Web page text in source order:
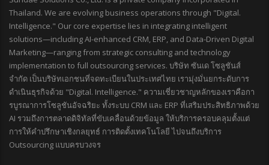
Thailand. We are evolving business operations through "Digital.
Intelligence." Our core expertise lies in integrating intelligent
solutions—including AI-enhanced CRM, ERP, and Data-Driven Digital
Marketing—ranging from strategic consulting and technology
implementation to full outsourcing services. บริษัท ซันเด โซลูชันส์
จำกัด เป็นบริษัทเอกชนที่จดทะเบียนในประเทศไทย เรามุ่งมั่นยกระดับการ
ดำเนินธุรกิจด้วย "Digital. Intelligence." ความเชี่ยวชาญหลักของเราคือกา
รบูรณาการโซลูชันอัจฉริยะ ทั้งระบบ CRM และ ERP ที่เสริมประสิทธิภาพด้วย
AI รวมถึงการตลาดดิจิทัลที่ขับเคลื่อนด้วยข้อมูล ให้บริการครอบคลุมตั้งแต่
การให้คำปรึกษาเชิงกลยุทธ์ การติดตั้งเทคโนโลยี ไปจนถึงบริการ
Outsourcing แบบครบวงจร